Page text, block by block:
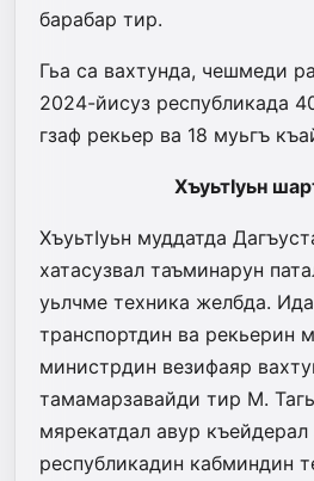
барабар тир.
Гьа са вахтунда, чешмеди
2024-йисуз республикада
гзаф рекьер ва 18 муьгъ
ХъуьтIуьн
ХъуьтIуьн муддатда
хатасузвал таъминарун
уьлчме техника желбда.
транспортдин ва рекьерин
министрдин везифаяр
тамамарзавайди тир М.
мярекатдал авур къейдерал
республикадин кабминдин